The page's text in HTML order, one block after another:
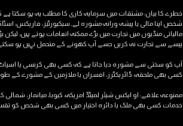
شخص اپنا مالی یا پیشہ ورانہ مشورہ لے۔ سیکیورٹیز، فاریکس،
مالیاتی منڈیوں میں تجارت میں بڑے ممکنہ انعامات ہوتے ہیں،
پیسے سے تجارت نہ کریں جسے آپ کھونے کے متحمل نہیں ہو سکتے۔
کسی بھی ملحقہ، ڈائریکٹرز، افسران یا ملازمین کے مشورے کے طور
ممنوعہ علاقے: او ایکس شیئر لمیٹڈ امریکہ، کیوبا، ​​میانمار، شمالی
خدمات کسی بھی ملک یا دائرہ اختیار میں کسی بھی شخص کو